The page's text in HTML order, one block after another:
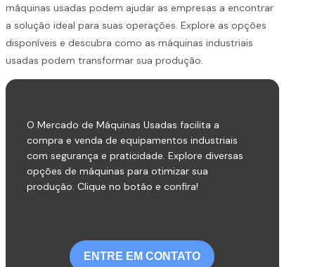
máquinas usadas podem ajudar as empresas a encontrar
a solução ideal para suas operações. Explore as opções
disponíveis e descubra como as máquinas industriais
usadas podem transformar sua produção.
O Mercado de Máquinas Usadas facilita a
compra e venda de equipamentos industriais
com segurança e praticidade. Explore diversas
opções de máquinas para otimizar sua
produção. Clique no botão e confira!
ENTRE EM CONTATO